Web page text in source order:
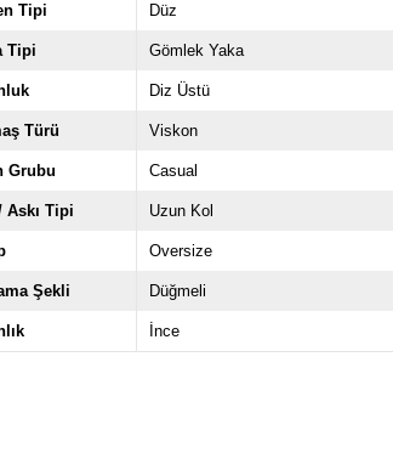
Tipi Düz
Tipi Gömlek Yaka
Diz Üstü
Türü Viskon
Grubu Casual
Askı Tipi Uzun Kol
Oversize
Şekli Düğmeli
İnce